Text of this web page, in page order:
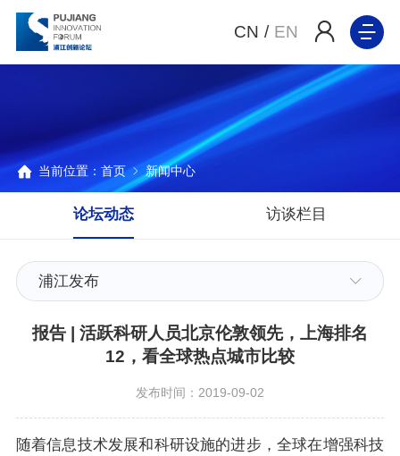
CN / EN
当前位置： 首页 新闻中心
论坛动态 访谈栏目
浦江发布
报告 | 活跃科研人员北京伦敦领先，上海排名
12，看全球热点城市比较
发布时间：2019-09-02
随着信息技术发展和科研设施的进步，全球在增强科技